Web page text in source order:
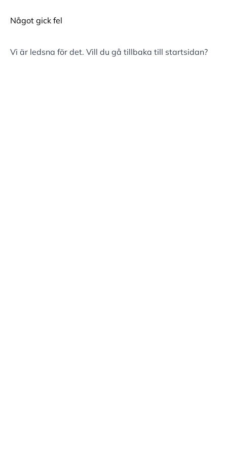
Något gick fel
Vi är ledsna för det. Vill du gå tillbaka till startsidan?